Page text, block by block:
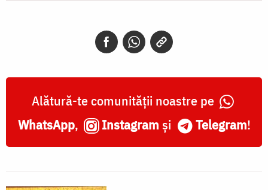
Alătură-te comunității noastre pe
WhatsApp, Instagram și Telegram!